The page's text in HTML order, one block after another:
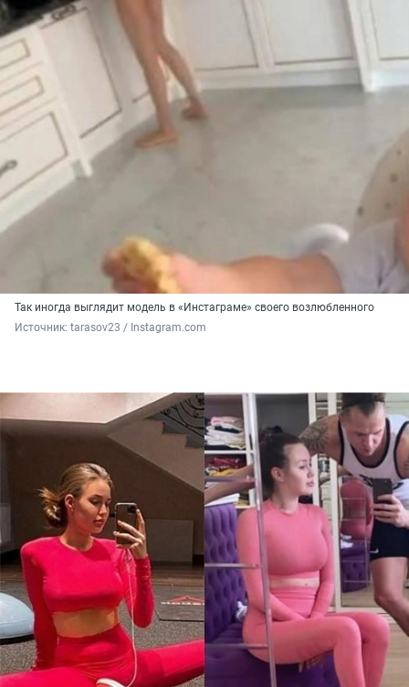
Так иногда выглядит модель в «Инстаграме» своего возлюбленного
Источник: tarasov23 / Instagram.com